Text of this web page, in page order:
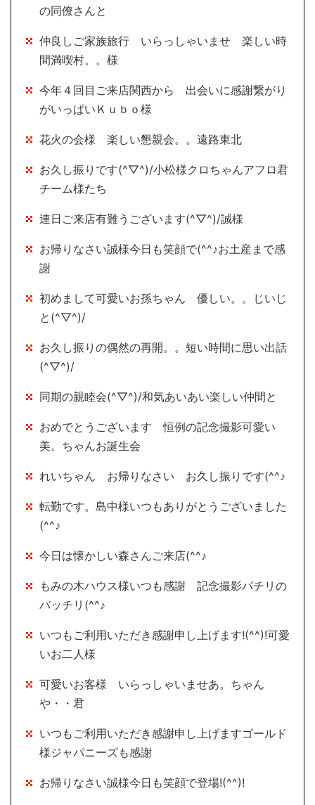
の同僚さんと
仲良しご家族旅行 いらっしゃいませ 楽しい時
間満喫村。。様
今年４回目ご来店関西から 出会いに感謝繋がり
がいっぱいＫｕｂｏ様
花火の会様 楽しい懇親会。。遠路東北
お久し振りです(^▽^)/小松様クロちゃんアフロ君
チーム様たち
連日ご来店有難うございます(^▽^)/誠様
お帰りなさい誠様今日も笑顔で(^^♪お土産まで感
謝
初めまして可愛いお孫ちゃん 優しい。。じいじ
と(^▽^)/
お久し振りの偶然の再開。。短い時間に思い出話
(^▽^)/
同期の親睦会(^▽^)/和気あいあい楽しい仲間と
おめでとうございます 恒例の記念撮影可愛い
美。ちゃんお誕生会
れいちゃん お帰りなさい お久し振りです(^^♪
転勤です。島中様いつもありがとうございました
(^^♪
今日は懐かしい森さんご来店(^^♪
もみの木ハウス様いつも感謝 記念撮影パチリの
バッチリ(^^♪
いつもご利用いただき感謝申し上げます!(^^)!可愛
いお二人様
可愛いお客様 いらっしゃいませあ。ちゃん
や・・君
いつもご利用いただき感謝申し上げますゴールド
様ジャパニーズも感謝
お帰りなさい誠様今日も笑顔で登場!(^^)!